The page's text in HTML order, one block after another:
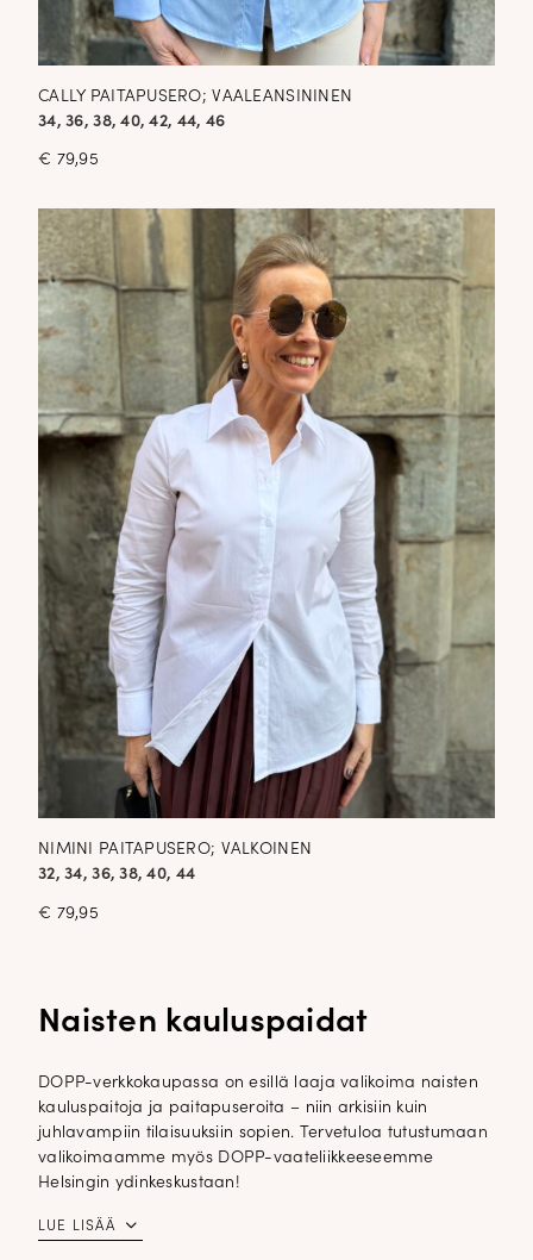
CALLY PAITAPUSERO; VAALEANSININEN
34, 36, 38, 40, 42, 44, 46
€ 79,95
NIMINI PAITAPUSERO; VALKOINEN
32, 34, 36, 38, 40, 44
€ 79,95
Naisten kauluspaidat
DOPP-verkkokaupassa on esillä laaja valikoima naisten
kauluspaitoja ja paitapuseroita – niin arkisiin kuin
juhlavampiin tilaisuuksiin sopien. Tervetuloa tutustumaan
valikoimaamme myös DOPP-vaateliikkeeseemme
Helsingin ydinkeskustaan!
LUE LISÄÄ